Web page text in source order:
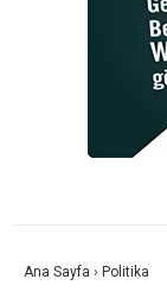
Ana Sayfa › Politika